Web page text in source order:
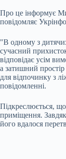
Про це інформує
повідомляє
"В одному з
сучасний
відповідає усім
а затишний простір
для відпочинку з
повідомленні.
Підкреслюється,
приміщення.
його вдалося